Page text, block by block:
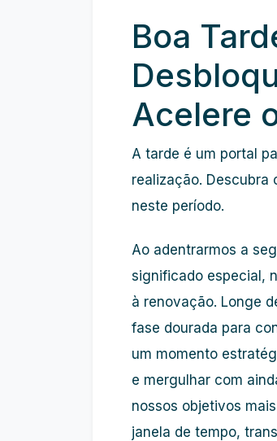
Boa
Acelere
A tarde é um portal
realização. Descubra
neste período.
Ao adentrarmos a
significado especial,
à renovação. Longe
fase dourada para
um momento
e mergulhar com
nossos objetivos
janela de tempo,